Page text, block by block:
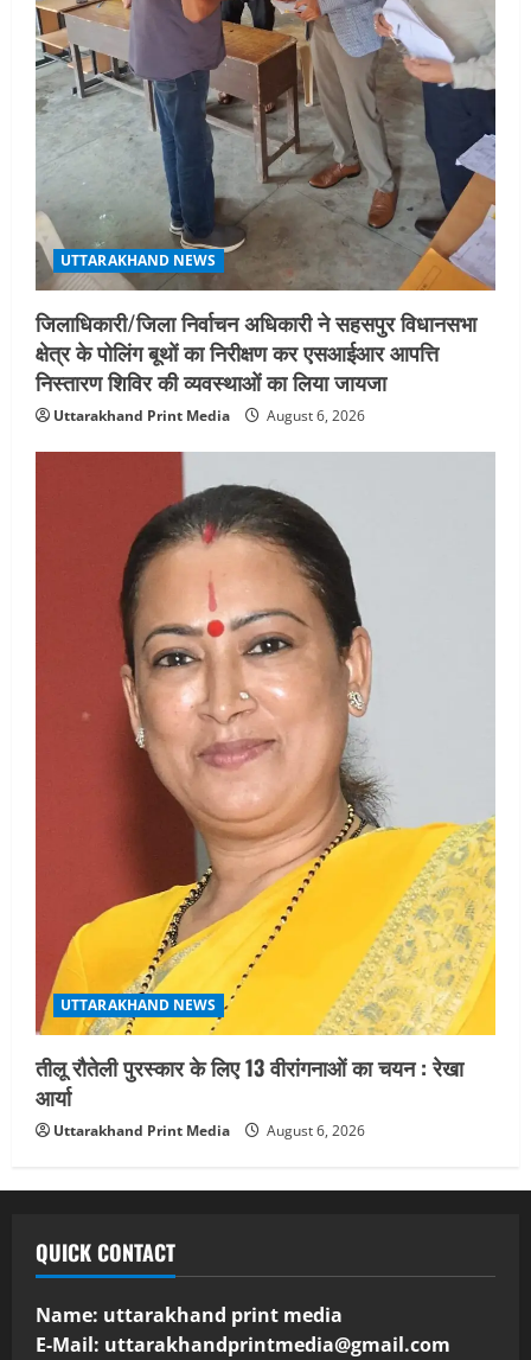
UTTARAKHAND NEWS
जिलाधिकारी/जिला निर्वाचन अधिकारी ने सहसपुर विधानसभा
क्षेत्र के पोलिंग बूथों का निरीक्षण कर एसआईआर आपत्ति
निस्तारण शिविर की व्यवस्थाओं का लिया जायजा
Uttarakhand Print Media August 6, 2026
UTTARAKHAND NEWS
तीलू रौतेली पुरस्कार के लिए 13 वीरांगनाओं का चयन : रेखा
आर्या
Uttarakhand Print Media August 6, 2026
QUICK CONTACT
Name: uttarakhand print media
E-Mail: uttarakhandprintmedia@gmail.com